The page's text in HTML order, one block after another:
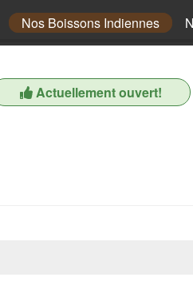
Nos Boissons Indiennes
Actuellement ouvert!